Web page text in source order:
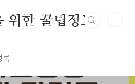
위한 꿀팁정보
록